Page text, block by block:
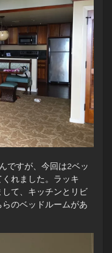
ですが、今回は2ベッ
れました。ラッキ
て、キッチンとリビ
のベッドルームがあ